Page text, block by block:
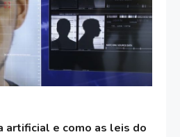
artificial e como as leis do